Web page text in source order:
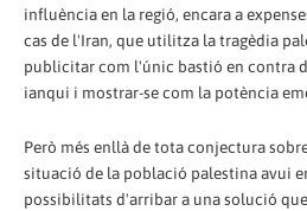
influència en la regió, encara a
cas de l'Iran, que utilitza la tragèdia
publicitar com l'únic bastió en contra
ianqui i mostrar-se com la potència
Però més enllà de tota conjectura
situació de la població palestina avui
possibilitats d'arribar a una solució